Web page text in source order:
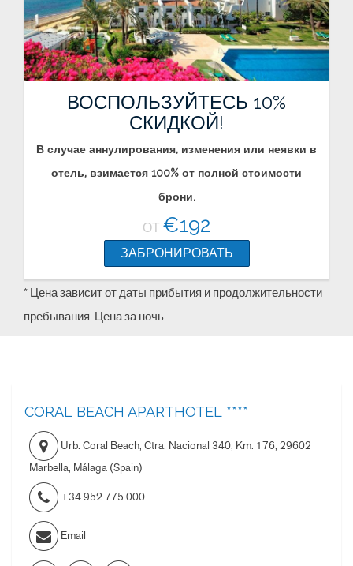
ВОСПОЛЬЗУЙТЕСЬ 10%
СКИДКОЙ!
В случае аннулирования, изменения или неявки в
отель, взимается 100% от полной стоимости
брони.
ОТ €192
ЗАБРОНИРОВАТЬ
* Цена зависит от даты прибытия и продолжительности
пребывания. Цена за ночь.
CORAL BEACH APARTHOTEL ****
Urb. Coral Beach, Ctra. Nacional 340, Km. 176,29602
Marbella, Málaga (Spain)
+34 952 775 000
Email